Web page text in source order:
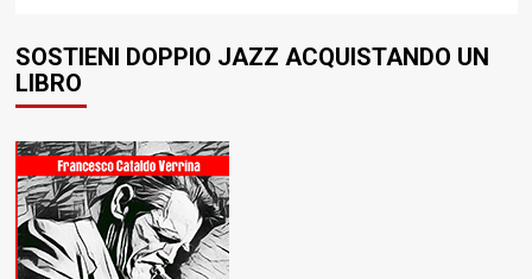
SOSTIENI DOPPIO JAZZ ACQUISTANDO UN
LIBRO